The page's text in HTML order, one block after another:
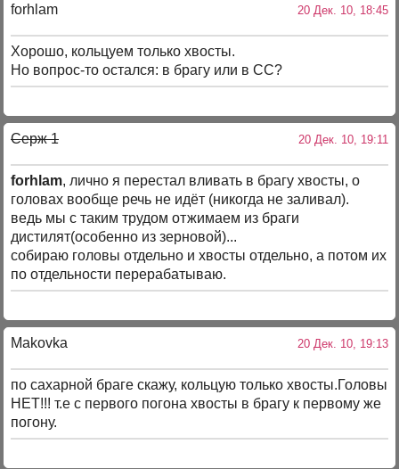
forhlam 20 Дек. 10, 18:45
Хорошо, кольцуем только хвосты.
Но вопрос-то остался: в брагу или в СС?
Серж 1 20 Дек. 10, 19:11
forhlam, лично я перестал вливать в брагу хвосты, о
головах вообще речь не идёт (никогда не заливал).
ведь мы с таким трудом отжимаем из браги
дистилят(особенно из зерновой)...
собираю головы отдельно и хвосты отдельно, а потом их
по отдельности перерабатываю.
Makovka 20 Дек. 10, 19:13
по сахарной браге скажу, кольцую только хвосты.Головы
НЕТ!!! т.е с первого погона хвосты в брагу к первому же
погону.